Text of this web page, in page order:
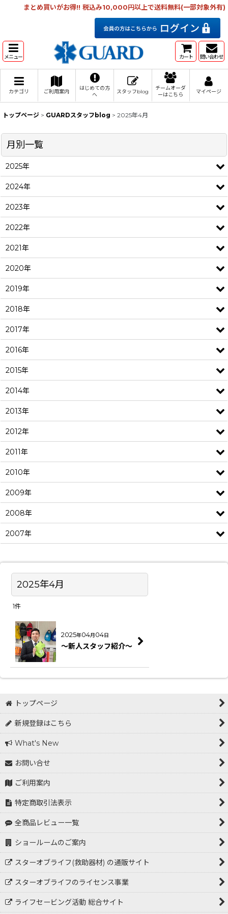
まとめ買いがお得!! 税込み10,000円以上で送料無料(一部対象外有)
メニュー カート 問い合わせ
カテゴリ ご利用案内
はじめての方
へ
スタッフblog
チームオーダ
ーはこちら
マイページ
トップページ > GUARDスタッフblog > 2025年4月
2025年4月
1件
2025年04月 04日
～新人スタッフ紹介～
月別一覧
2025年
2024年
2023年
2022年
2021年
2020年
2019年
2018年
2017年
2016年
2015年
2014年
2013年
2012年
2011年
2010年
2009年
2008年
2007年
トップページ
新規登録はこちら
What's New
お問い合せ
ご利用案内
特定商取引法表示
全商品レビュー一覧
ショールームのご案内
スターオブライフ(救助器材) の通販サイト
スターオブライフのライセンス事業
ライフセービング活動 総合サイト